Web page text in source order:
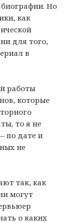
Но
как
для того,
в
работы
которые
то я не
по дате и
не
так, как
могут
о каких